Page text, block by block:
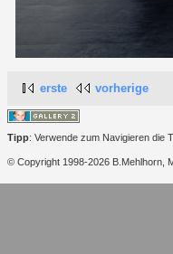
erste vorherige
Tipp: Verwende zum Navigieren die
© Copyright 1998-2026 B.Mehlhorn,